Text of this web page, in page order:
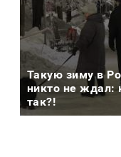
Такую зиму в
никто не ждал:
так?!